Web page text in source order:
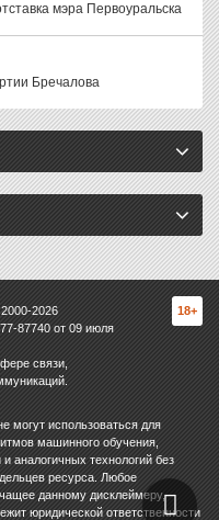
мэра Первоуральска
Бречалова
2026
87740 от 09 июля
связи,
18+
могут использоваться для
машинного обучения,
аналогичных технологий без
ресурса. Любое
данному дисклеймеру,
юридической ответственности